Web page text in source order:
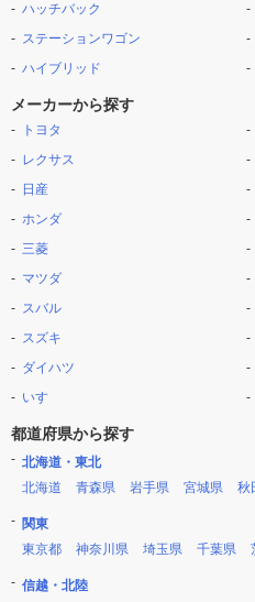
ハッチバック
ステーションワゴン
ハイブリッド
メーカーから探す
トヨタ
レクサス
日産
ホンダ
三菱
マツダ
スバル
スズキ
ダイハツ
いすゞ
都道府県から探す
北海道・東北
北海道
青森県 岩手県 宮城県 秋
関東
東京都
神奈川県 埼玉県 千葉県
信越・北陸